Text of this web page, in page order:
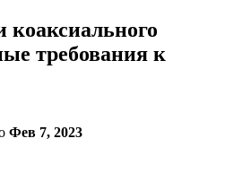
требования к
Фев 7, 2023